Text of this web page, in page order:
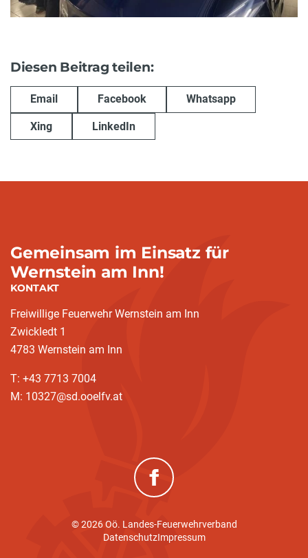
Diesen Beitrag teilen:
Email Facebook Whatsapp
Xing LinkedIn
Gemeinsam im Einsatz für
Wernstein am Inn!
KONTAKT
Freiwillige Feuerwehr Wernstein am Inn
Zwickledt 1
4783 Wernstein am Inn
T: +43 7713 7004
M: 10327@sd.ooelfv.at
(neues Fenster)
© 2026 Oö. Landes-Feuerwehrverband
DatenschutzImpressum